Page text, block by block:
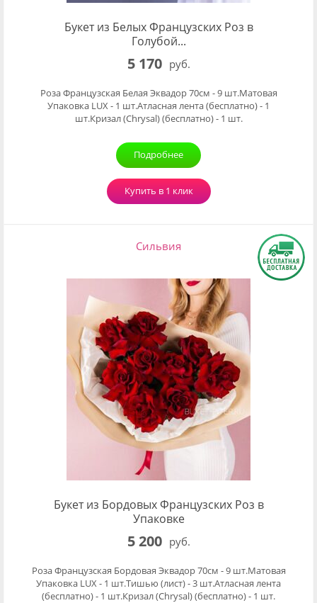
Букет из Белых Французских Роз в
Голубой...
5 170 руб.
Роза Французская Белая Эквадор 70см - 9 шт.Матовая
Упаковка LUX - 1 шт.Атласная лента (бесплатно) - 1
шт.Кризал (Chrysal) (бесплатно) - 1 шт.
Подробнее
Купить в 1 клик
Сильвия
Букет из Бордовых Французских Роз в
Упаковке
5 200 руб.
Роза Французская Бордовая Эквадор 70см - 9 шт.Матовая
Упаковка LUX - 1 шт.Тишью (лист) - 3 шт.Атласная лента
(бесплатно) - 1 шт.Кризал (Chrysal) (бесплатно) - 1 шт.